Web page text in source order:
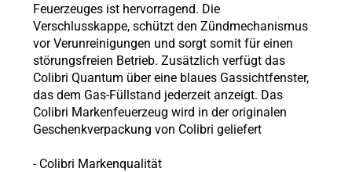
Feuerzeuges ist hervorragend. Die
Verschlusskappe, schützt den Zündmechanismus
vor Verunreinigungen und sorgt somit für einen
störungsfreien Betrieb. Zusätzlich verfügt das
Colibri Quantum über eine blaues Gassichtfenster,
das dem Gas-Füllstand jederzeit anzeigt. Das
Colibri Markenfeuerzeug wird in der originalen
Geschenkverpackung von Colibri geliefert
- Colibri Markenqualität